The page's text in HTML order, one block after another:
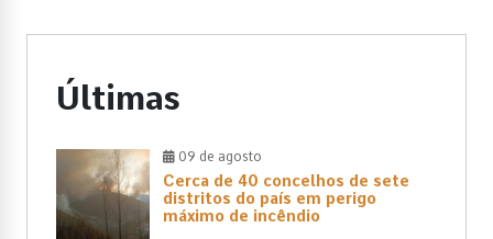
Últimas
09 de agosto
Cerca de 40 concelhos de sete
distritos do país em perigo
máximo de incêndio